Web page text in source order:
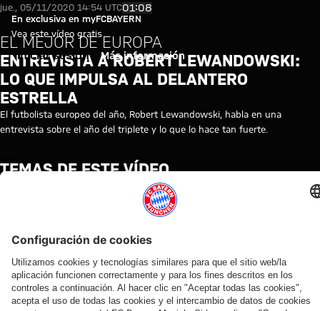
Video-Interview mit Robert
Reproducir vídeo
En exclusiva en myFCBAYERN
Vea este vídeo gratis
Iniciar sesión Más información
jue., 05/11/2020 14:54 UTC01:08
EL MEJOR DE EUROPA
ENTREVISTA A ROBERT LEWANDOWSKI:
LO QUE IMPULSA AL DELANTERO
ESTRELLA
El futbolista europeo del año, Robert Lewandowski, habla en una
entrevista sobre el año del triplete y lo que lo hace tan fuerte.
TEMAS DE ESTE VÍDEO
MYFCBAYERN